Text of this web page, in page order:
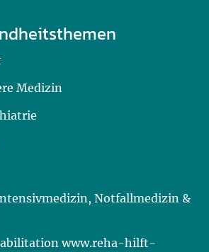
Medizin
Notfallmedizin &
www.reha-hilft-